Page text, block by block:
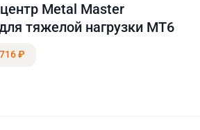
Metal Master
тяжелой нагрузки МТ6
₽